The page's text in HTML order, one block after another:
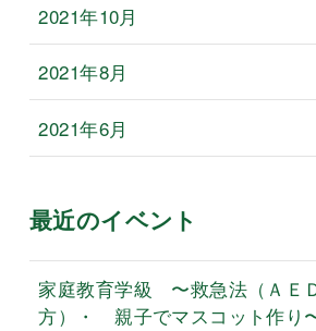
2021年10月
2021年8月
2021年6月
最近のイベント
家庭教育学級 〜救急法（ＡＥ
方）・ 親子でマスコット作り